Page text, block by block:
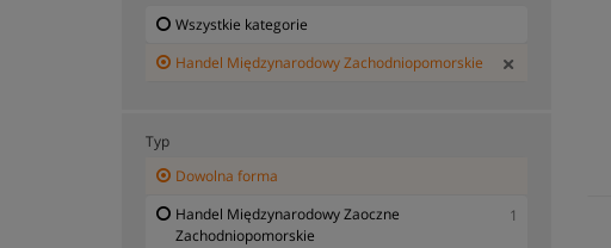
Wszystkie kategorie
Handel Międzynarodowy Zachodniopomorskie
Typ
Dowolna forma
Handel Międzynarodowy Zaoczne
Zachodniopomorskie
1